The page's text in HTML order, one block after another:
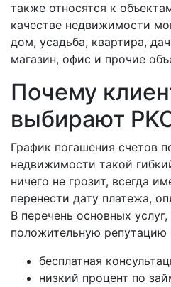
также относятся к
качестве недвижимости
дом, усадьба, квартира,
магазин, офис и прочие
Почему
выбирают
График погашения счетов
недвижимости такой
ничего не грозит, всегда
перенести дату платежа,
В перечень основных
положительную репутацию
бесплатная
низкий процент по